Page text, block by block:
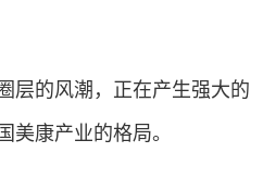
层的风潮，正在产生强大的
美康产业的格局。